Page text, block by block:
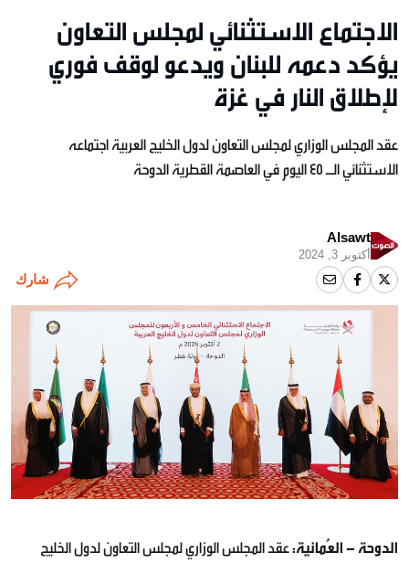
الاجتماع الاستثنائي لمجلس التعاون
يؤكد دعمه للبنان ويدعو لوقف فوري
لإطلاق النار في غزة
عقد المجلس الوزاري لمجلس التعاون لدول الخليج العربية اجتماعه
الاستثنائي الـ 45 اليوم في العاصمة القطرية الدوحة
Alsawt
أكتوبر 3, 2024
شارك
الدوحة - العُمانية:عقد المجلس الوزاري لمجلس التعاون لدول الخليج